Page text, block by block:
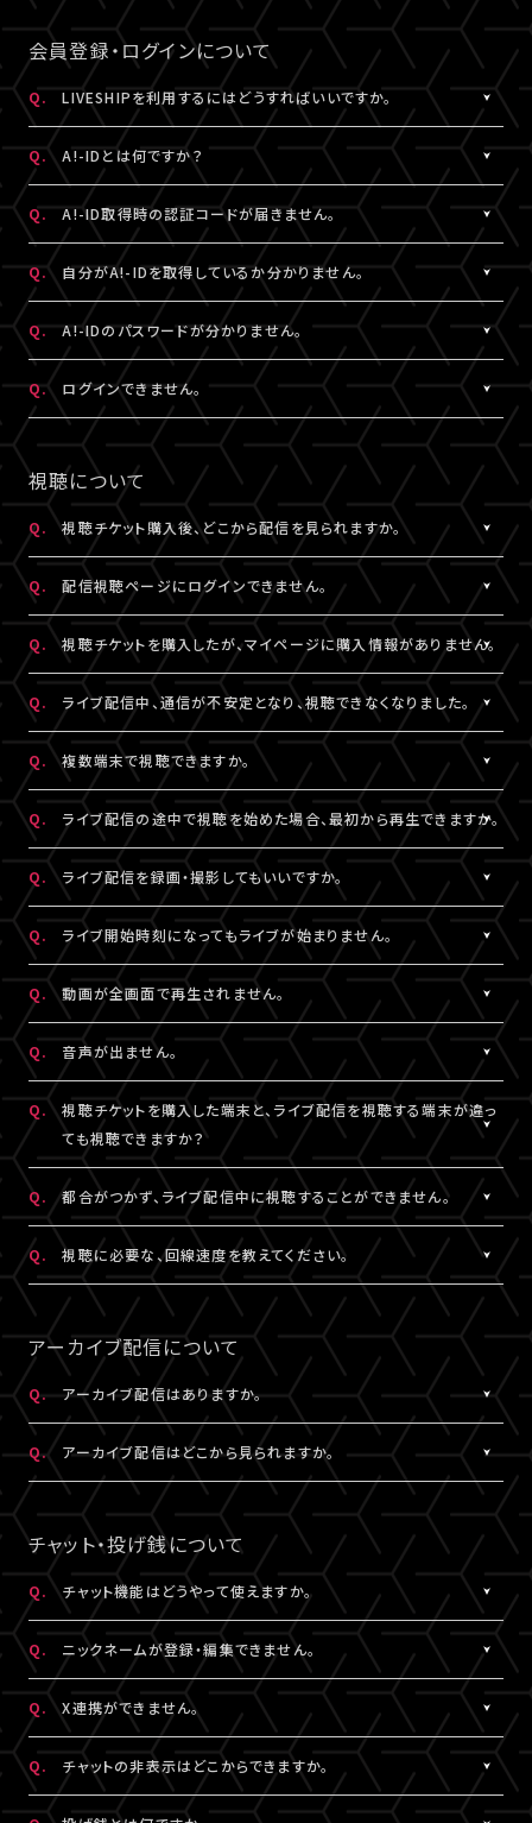
※コンビニにてご入金済みの場合は、変更できません。
いていなくても、ライブ配信・アーカイブ配信は問題なくご視聴いた
だけます。
「チケット購入情報」に、チケットが表示されていない場合は、ご購
入いただけていない状態です。
改めてチケット販売ページより購入手続きをお願いいたします。
▼クレジットカード決済にて、よくあるエラー
クレジットカード番号やセキュリティコードなどの誤入力、有効期
限外、限度額超過などによるエラーの可能性がございます。今一度
ご確認のうえ、お手続きください。
上記に当てはまらないエラーの場合は、お手数ですが、エラー時の
状態など詳細を記載のうえ、 こちらよりお問い合わせください。
要がございます。
※A!-IDについては［Q:A!-IDとは何ですか？］をご参照ください。
ご視聴については、推奨環境を満たしているかをご確認ください。
推奨環境を満たしていない場合は、ご視聴いただけない可能性が
あります。
また、各国の通信環境によりご視聴いただけない場合もございま
す。
上記ご了承のうえ、ご自身の判断にてご購入ください。
会員登録・ログインについて
Q. LIVESHIPを利用するにはどうすればいいですか。
LIVESHIPを利用するには、A!-ID（メールアドレス）が必要です。
LIVESHIPにアクセスし、A!-ID（メールアドレス）にてログインのう
え、会員登録を行ってください。
※A!-IDについては ［Q:A!-IDとは何ですか？］ をご参照ください。
Q. A!-IDとは何ですか？
A!-IDとは、アーティストにまつわる様々なサービスをご利用いただ
ける共通の会員ID（無料）です。
・「A!SMART」でグッズを購入されたことがある場合は、その際に
登録されたメールアドレスがA!-IDとなります。
・A!-IDが必要なファンクラブ会員の場合、そちらで登録・連携され
たメールアドレスがA!-IDとなります。
・A!-ID（メールアドレス）をお持ちでない方は、LIVESHIP会員登録
の過程で取得していただけます。
・お持ちのメールアドレスのA!-ID取得有無は、
より確認する
ことができます。
その他、A!-IDに関する詳細はこちらにてご確認ください。
Q. A!-ID取得時の認証コードが届きません。
ご入力いただいたメールアドレス宛に【@liveship.tokyo】ドメイ
ンから、認証コードをお知らせするメールを配信しております。
“迷惑メール”として自動振り分け・受信拒否されていないかご確
認ください。
※認証コードは発行より10分間有効です。
※未着の場合、改めて新規取得からお手続きください。
※複数回発行された場合は、一番新しい認証コードをご利用くだ
さい。
Q. 自分がA!-IDを取得しているか分かりません。
お持ちのメールアドレスのA!-ID取得有無は、こちら
より確認するこ
とができます。
※すでに「A!SMART」をご利用の方はA!-IDの取得が完了していま
す。ご利用のA!-ID（メールアドレス）とパスワードでログインくださ
い。
※A!-IDが必要なファンクラブ会員の場合、そちらで登録・連携され
たメールアドレスがA!-IDとなります。
Q. A!-IDのパスワードが分かりません。
パスワードをお忘れの場合は、こちら
よりパスワード再設定を行え
ます。
Q. ログインできません。
LIVESHIPにご登録のA!-ID（メールアドレス）とパスワードをご入
力ください。
※パスワードをお忘れの場合は、
こちら
よりパスワード再設定を行
えます。
▼以下もあわせてご確認ください。
1.ご登録のA!-ID（メールアドレス）とは別のメールアドレスをご利
用になっていませんか？
2.推奨環境からお試しいただいていますか？
ご利用の環境が推奨環境でない場合、正常にページ遷移ができな
い可能性がございます。推奨環境はこちら
よりご確認ください。
スマートフォン、タブレットをご利用の場合、LINEやメール等のアプ
リ内ブラウジングではなく、指定のブラウザ（iPhone・iPadの場合
は「Safari」、Androidの場合は「Chrome」）で当サービスをご利
用ください。
3.全て半角英数で入力できていますか？
必ず半角数字でご入力ください。全角入力ではログインできませ
4.スペースが入っていませんか？
入力の際、前後にスペースが入っていないかご確認ください。不要
なスペースを入れると認証されませんので、ご注意ください。
5.キーボードのNum Lock（ナムロック）が押されていませんか？
ノートパソコンをご利用の方は、Num Lockキーが外れた状態で行
ってください。
視聴について
Q. 視聴チケット購入後、どこから配信を見られますか。
A.
LIVESHIPにてチケットを購入の場合、配信視聴ページにログイン
のうえ、ご視聴いただけます。
配信視聴ページは、各公演のチケット販売ページ、「マイページ」
内「チケット購入情報」よりアクセスいただけます。
※「決済完了のお知らせ」メールでもご案内しております。
※アーカイブ配信がある場合、同じページからご視聴いただけま
す。
※コンビニ決済にてお申込みをされている場合、お支払い（ご入
金）完了後にご視聴いただけます。
Q. 配信視聴ページにログインできません。
A.
配信視聴ページにログインいただくには視聴チケットをご購入さ
れたA!-ID（メールアドレス）と、ご自身で設定したパスワードをご入
力ください。
※パスワードをお忘れの場合は、 こちらよりパスワード再設定を行
えます。
▼以下もあわせてご確認ください。
1.ご登録のA!-ID（メールアドレス）とは別のメールアドレスをご利
用になっていませんか？
2.推奨環境からお試しいただいていますか？
ご利用の環境が推奨環境でない場合、正常にページ遷移ができな
い可能性がございます。推奨環境はこちらよりご確認ください。
スマートフォン、タブレットをご利用の場合、LINEやメール等のアプ
リ内ブラウジングではなく、指定のブラウザ（iPhone・iPadの場合
は「Safari」、Androidの場合は「Chrome」）で当サービスをご利
用ください。
3.全て半角英数で入力できていますか？
必ず半角数字でご入力ください。全角入力ではログインできませ
ん。
4.スペースが入っていませんか？
入力の際、前後にスペースが入っていないかご確認ください。不要
なスペースを入れると認証されませんので、ご注意ください。
5.キーボードのNum Lock（ナムロック）が押されていませんか？
ノートパソコンをご利用の方は、Num Lockキーが外れた状態で行
ってください。
Q. 視聴チケットを購入したが、マイページに購入情報がありません。
A.
視聴チケットをご購入されたA!-ID（メールアドレス）と、異なるA!-
ID（メールアドレス）でログインされている可能性がございます。
画面右上からログアウトしていただき、@以降が異なるなど、ご利
用されているメールアドレスをご確認のうえ、改めてログインをお
試しください。
※「決済完了のお知らせ」メールをお受取りいただいているA!-
ID（メールアドレス）にてログインしてください。
Q. ライブ配信中、通信が不安定となり、視聴できなくなりました。
A.
本配信の視聴には高速・大容量のデータ通信が必要となります。
有線接続、もしくはWi-Fiのご利用を推奨いたします。お客様の視聴
環境に伴う閲覧の不具合に関しては、当サービスは一切の責任を
負いかねます。
Q. 複数端末で視聴できますか。
A.
チケット1枚につき1端末まで視聴可能となっております。
複数端末でのログインが検知された場合には、一方の端末がログ
アウトされます。
Q. ライブ配信の途中で視聴を始めた場合、最初から再生できますか。
A.
ライブ配信の途中からご利用の場合は、視聴開始された時点から
の再生となります。
Q. ライブ配信を録画・撮影してもいいですか。
A.
原則、カメラ・スマートフォンなどによる画面録画・撮影・録音は禁
止いたします。
ただし各配信で別途案内があった場合はこれに限りません。
録画・撮影・録音を許可する案内のない配信でSNSや動画サイトな
どへの無断転載・共有を行った場合、法的責任に問われる場合が
ございます。
Q. ライブ開始時刻になってもライブが始まりません。
A.
リロード（再読み込み）をお試しいただき、視聴ページを更新してく
ださい。
※リロード（再読み込み）方法はご利用端末により異なります。
Q. 動画が全画面で再生されません。
A.
視聴画面の右下にある四角いボタンを押すと、全画面での表示に
切り替わります。 全画面での視聴中に同じボタンを押すと、元の画
面サイズに戻ります。
Q. 音声が出ません。
A.
視聴ページの動画配信プレイヤーがミュート（消音）になっていな
いかをご確認ください。
また、ご利用の端末がマナーモードになっていないか、音量設定が
小さくなっていないかをご確認ください。
Q.
視聴チケットを購入した端末と、ライブ配信を視聴する端末が違っ
ても視聴できますか？
A.
視聴チケットをご購入いただいた際と同じA!-ID（メールアドレス）・
パスワードでログインいただければ、端末が違ってもご視聴いただ
けます。
ライブ配信を視聴する端末が推奨環境であることをご確認のうえ、
事前にサンプル動画の映像と音声が正常に再生できることをご確
認ください。
Q. 都合がつかず、ライブ配信中に視聴することができません。
A.
アーカイブ配信がある場合は、視聴チケットをお持ちの方に限りご
視聴いただけます。
公演によってはアーカイブ配信のみの視聴でも視聴チケットのご
購入が可能です。券種や決済方法により販売期間や販売価格など
が異なります。
Q. 視聴に必要な、回線速度を教えてください。
LIVESHIPの配信をより良い画質でご覧いただくには、インターネ
ットの安定した接続速度 (以下の表を参照) を確保していただくこ
とをお勧めします。
QUALITY
（解像度）
必要速度 推奨速度
1080P 15Mbps以上 20Mbps以上
720P 6Mbps以上 9Mbps以上
480P 2Mbps以上 3Mbps以上
360P 0.8Mbps以上 1.2Mbps以上
解像度が選択できる推奨ブラウザは下記のとおりです。
Windows：Chrome、Firefox、Edge
Mac：Chrome、Firefox
アーカイブ配信について
Q. アーカイブ配信はありますか。
A.
公演により異なります。
アーカイブ配信がある場合は、視聴チケットをお持ちの方に限りご
視聴いただけます。
公演によってはアーカイブ配信のみの視聴でも視聴チケットのご
購入が可能です。券種や決済方法により販売期間や販売価格など
が異なります。
Q. アーカイブ配信はどこから見られますか。
A.
アーカイブ配信がある場合は、ライブ配信と同じ配信視聴ページ
でご視聴いただけます。
配信視聴ページは、各公演のチケット販売ページ、「マイページ
内「チケット購入情報」よりアクセスいただけます。
※「決済完了のお知らせ」メールでもご案内しております。
チャット・投げ銭について
Q. チャット機能はどうやって使えますか。
A.
ライブ配信中にご利用いただけるサービスです。
ただし、公演によってはチャット機能をご利用いただけない場合が
あります。
詳細はチケット販売ページでご確認ください。
Q. ニックネームが登録・編集できません。
A.
チャットをするには、ニックネームの設定が必要です。
ニックネームは「マイページ
」内「投稿設定」にて登録・変更が可能
です。
絵文字・機種依存文字等が含まれている場合は登録できませんの
でご注意ください。
Q. X連携ができません。
A. X連携は「マイページ」内「投稿設定」にて設定が可能です。
詳しくは こちらをご確認ください。
※X連携は配信視聴ページからも設定いただけます。
Q. チャットの非表示はどこからできますか。
A. チャット欄下部の「チャットを非表示」（スマートフォンではチャット